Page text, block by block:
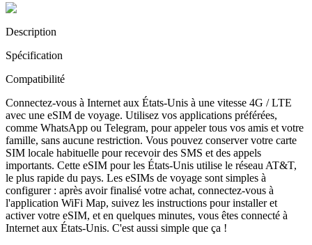
Description
Spécification
Compatibilité
Connectez-vous à Internet aux États-Unis à une vitesse 4G / LTE
avec une eSIM de voyage. Utilisez vos applications préférées,
comme WhatsApp ou Telegram, pour appeler tous vos amis et votre
famille, sans aucune restriction. Vous pouvez conserver votre carte
SIM locale habituelle pour recevoir des SMS et des appels
importants. Cette eSIM pour les États-Unis utilise le réseau AT&T,
le plus rapide du pays. Les eSIMs de voyage sont simples à
configurer : après avoir finalisé votre achat, connectez-vous à
l'application WiFi Map, suivez les instructions pour installer et
activer votre eSIM, et en quelques minutes, vous êtes connecté à
Internet aux États-Unis. C'est aussi simple que ça !